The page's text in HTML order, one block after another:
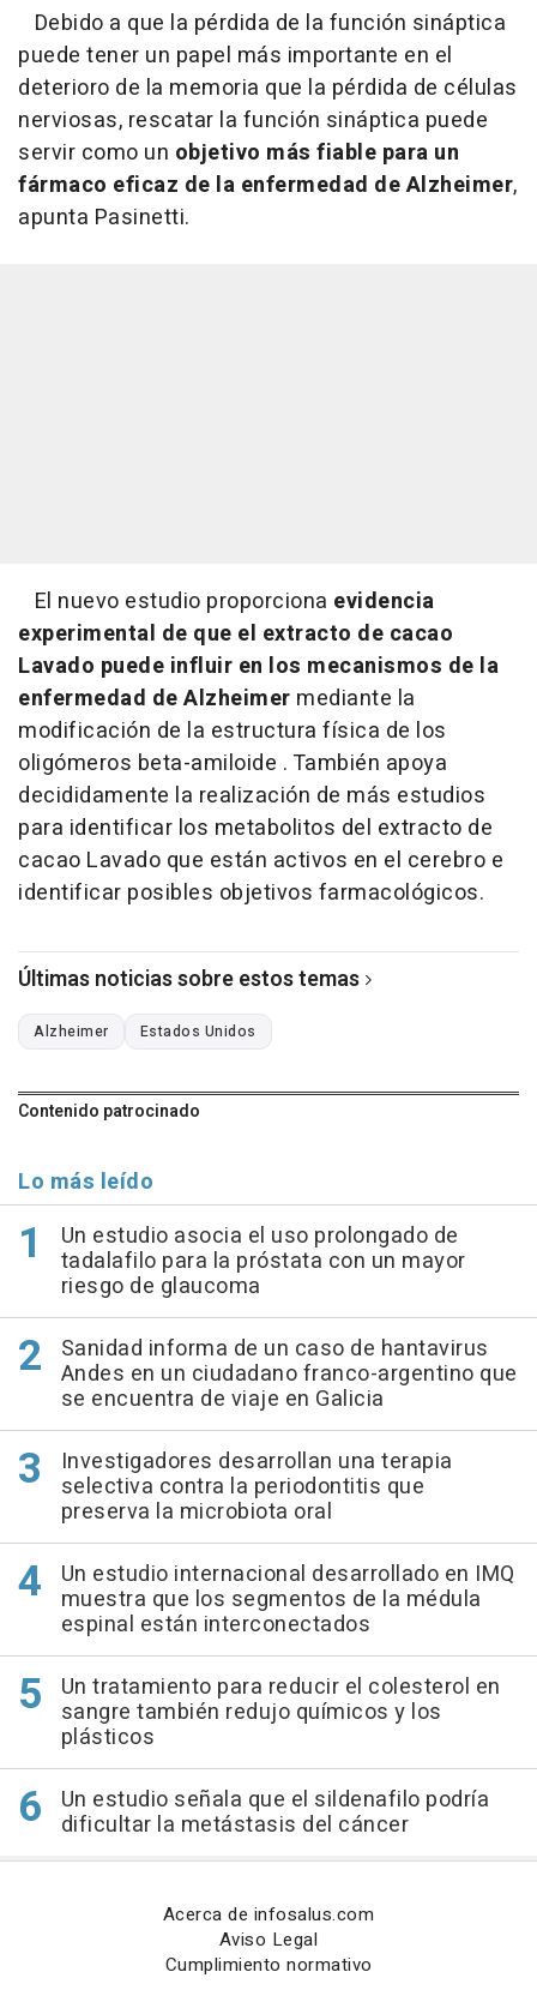
Debido a que la pérdida de la función sináptica
puede tener un papel más importante en el
deterioro de la memoria que la pérdida de células
nerviosas, rescatar la función sináptica puede
servir como un objetivo más fiable para un
fármaco eficaz de la enfermedad de Alzheimer,
apunta Pasinetti.
El nuevo estudio proporciona evidencia
experimental de que el extracto de cacao
Lavado puede influir en los mecanismos de la
enfermedad de Alzheimer mediante la
modificación de la estructura física de los
oligómeros beta-amiloide . También apoya
decididamente la realización de más estudios
para identificar los metabolitos del extracto de
cacao Lavado que están activos en el cerebro e
identificar posibles objetivos farmacológicos.
Últimas noticias sobre estos temas
Alzheimer Estados Unidos
Contenido patrocinado
Lo más leído
Un estudio asocia el uso prolongado de
tadalafilo para la próstata con un mayor
riesgo de glaucoma
Sanidad informa de un caso de hantavirus
Andes en un ciudadano franco-argentino que
se encuentra de viaje en Galicia
Investigadores desarrollan una terapia
selectiva contra la periodontitis que
preserva la microbiota oral
Un estudio internacional desarrollado en IMQ
muestra que los segmentos de la médula
espinal están interconectados
Un tratamiento para reducir el colesterol en
sangre también redujo químicos y los
plásticos
Un estudio señala que el sildenafilo podría
dificultar la metástasis del cáncer
Acerca de infosalus.com
Aviso Legal
Cumplimiento normativo